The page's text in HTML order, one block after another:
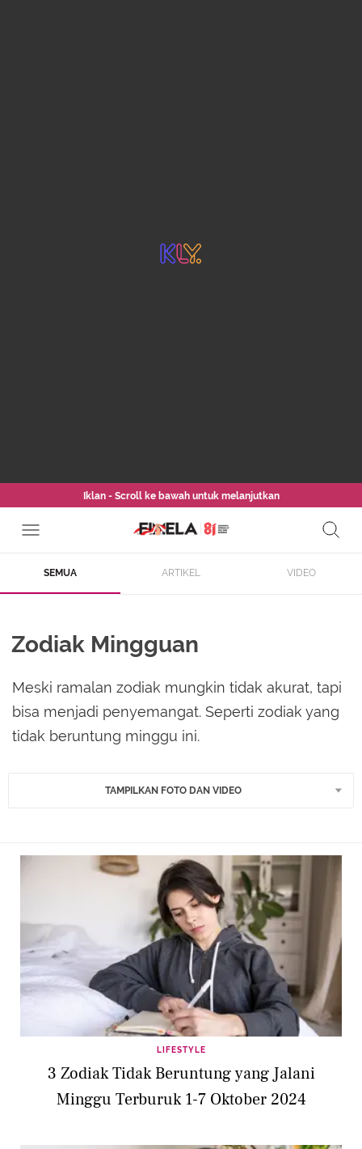
Iklan - Scroll ke bawah untuk melanjutkan
SEMUA ARTIKEL VIDEO
Zodiak Mingguan
Meski ramalan zodiak mungkin tidak akurat, tapi
bisa menjadi penyemangat. Seperti zodiak yang
tidak beruntung minggu ini.
TAMPILKAN FOTO DAN VIDEO
LIFESTYLE
3 Zodiak Tidak Beruntung yang Jalani
Minggu Terburuk 1-7 Oktober 2024